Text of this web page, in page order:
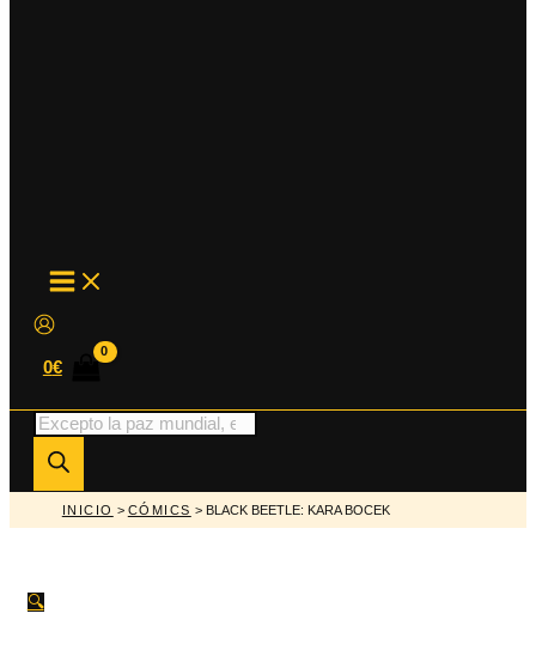
MAIN
MENU
0€
Búsqueda
de
productos
INICIO > CÓMICS > BLACK BEETLE: KARA BOCEK
🔍